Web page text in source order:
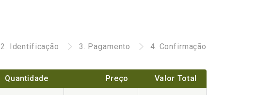
2. Identificação 3. Pagamento 4. Confirmação
Quantidade Preço Valor Total